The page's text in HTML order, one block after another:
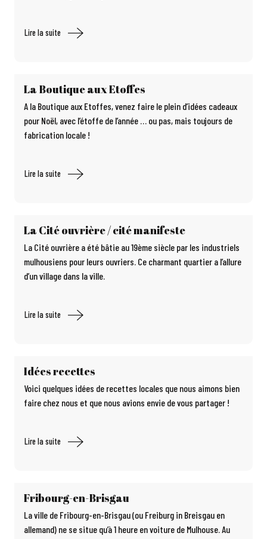
Lire la suite
La Boutique aux Etoffes
A la Boutique aux Etoffes, venez faire le plein d’idées cadeaux
pour Noël, avec l’étoffe de l’année … ou pas, mais toujours de
fabrication locale !
Lire la suite
La Cité ouvrière / cité manifeste
La Cité ouvrière a été bâtie au 19ème siècle par les industriels
mulhousiens pour leurs ouvriers. Ce charmant quartier a l’allure
d’un village dans la ville.
Lire la suite
Idées recettes
Voici quelques idées de recettes locales que nous aimons bien
faire chez nous et que nous avions envie de vous partager !
Lire la suite
Fribourg-en-Brisgau
La ville de Fribourg-en-Brisgau (ou Freiburg in Breisgau en
allemand) ne se situe qu’à 1 heure en voiture de Mulhouse. Au